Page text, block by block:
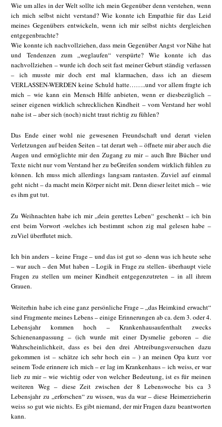
Wie um alles in der Welt sollte ich mein Gegenüber denn verstehen, wenn
ich mich selbst nicht verstand? Wie konnte ich Empathie für das Leid
meines Gegenübers entwickeln, wenn ich mir selbst nichts dergleichen
entgegenbrachte?
Wie konnte ich nachvollziehen, dass mein Gegenüber Angst vor Nähe hat
und Tendenzen zum „weglaufen“ verspürte? Wie konnte ich das
nachvollziehen – wurde ich doch seit fast meiner Geburt ständig verlassen
– ich musste mir doch erst mal klarmachen, dass ich an diesem
VERLASSEN-WERDEN keine Schuld hatte……..und vor allem fragte ich
mich – wie kann ein Mensch Hilfe anbieten, wenn er diesbezüglich –
seiner eigenen wirklich schrecklichen Kindheit – vom Verstand her wohl
nahe ist – aber sich (noch) nicht traut richtig zu fühlen?
Das Ende einer wohl nie gewesenen Freundschaft und derart vielen
Verletzungen auf beiden Seiten – tat derart weh – öffnete mir aber auch die
Augen und ermöglichte mir den Zugang zu mir – auch Ihre Bücher und
Texte nicht nur vom Verstand her zu beGreifen sondern wirklich fühlen zu
können. Ich muss mich allerdings langsam rantasten. Zuviel auf einmal
geht nicht – da macht mein Körper nicht mit. Denn dieser leitet mich – wie
es ihm gut tut.
Zu Weihnachten habe ich mir „dein gerettes Leben“ geschenkt – ich bin
erst beim Vorwort -welches ich bestimmt schon zig mal gelesen habe –
zuViel überflutet mich.
Ich bin anders – keine Frage – und das ist gut so -denn was ich heute sehe
– war auch – den Mut haben – Logik in Frage zu stellen- überhaupt viele
Fragen zu stellen um meiner Kindheit entgegenzutreten – in all ihrem
Grauen.
Weiterhin habe ich eine ganz persönliche Frage – „das Heimkind erwacht“
sind Fragmente meines Lebens – einige Erinnerungen ab ca. dem 3. oder 4.
Lebensjahr kommen hoch – Krankenhausaufenthalt zwecks
Schienenanpassung – (ich wurde mit einer Dysmelie geboren – die
Wahrscheinlichkeit, dass es bei den drei Abtreibungsversuchen dazu
gekommen ist – schätze ich sehr hoch ein – ) an meinen Opa kurz vor
seinem Tode erinnere ich mich – er lag im Krankenhaus – ich weiss, er war
lieb zu mir – wie wichtig oder von welcher Bedeutung, ist es für meinen
weiteren Weg – diese Zeit zwischen der 8 Lebenswoche bis ca 3
Lebensjahr zu „erforschen“ zu wissen, was da war – diese Heimerzieherin
weiss so gut wie nichts. Es gibt niemand, der mir Fragen dazu beantworten
kann.